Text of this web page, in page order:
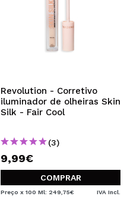
Revolution - Corretivo
iluminador de olheiras Skin
Silk - Fair Cool
(3)
9,99€
COMPRAR
Preço x 100 Ml: 249,75€ IVA Incl.